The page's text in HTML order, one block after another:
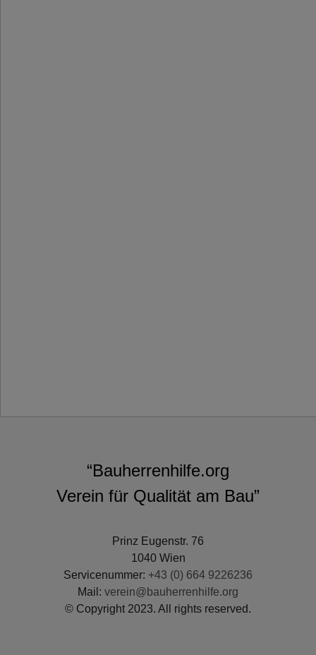
“Bauherrenhilfe.org
Verein für Qualität am Bau”
Prinz Eugenstr. 76
1040 Wien
Servicenummer: +43 (0) 664 9226236
Mail: verein@bauherrenhilfe.org
© Copyright 2023. All rights reserved.